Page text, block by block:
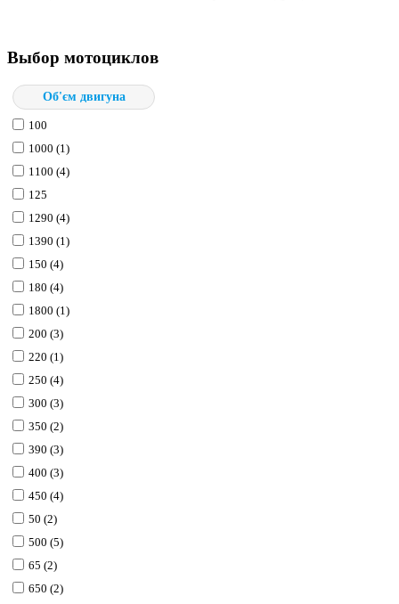
Выбор мотоциклов
Об'єм двигуна
100
1000 (1)
1100 (4)
125
1290 (4)
1390 (1)
150 (4)
180 (4)
1800 (1)
200 (3)
220 (1)
250 (4)
300 (3)
350 (2)
390 (3)
400 (3)
450 (4)
50 (2)
500 (5)
65 (2)
650 (2)